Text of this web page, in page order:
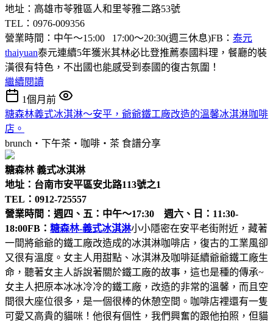
地址：高雄市苓雅區人和里苓雅二路53號
TEL：0976-009356
營業時間：中午～15:00 17:00～20:30(週三休息)FB： 泰元
thaiyuan泰元連續5年獲米其林必比登推薦泰國料理，餐廳的裝
潢很有特色，不出國也能感受到泰國的復古氛圍！
繼續閱讀
1個月前
糖森林義式冰淇淋～安平，爺爺鐵工廠改造的溫馨冰淇淋咖啡
店。
brunch‧下午茶‧咖啡‧茶 食譜分享
糖森林 義式冰淇淋
地址：台南市安平區安北路113號之1
TEL：0912-725557
營業時間：週四、五：中午～17:30 週六、日：11:30-
18:00FB： 糖森林-義式冰淇淋小小隱密在安平老街附近，藏著
一間將爺爺的鐵工廠改造成的冰淇淋咖啡店，復古的工業風卻
又很有溫度。女主人用甜點、冰淇淋及咖啡延續爺爺鐵工廠生
命，聽著女主人訴說著關於鐵工廠的故事，這也是種的傳承~
女主人把原本冰冰冷冷的鐵工廠，改造的非常的溫馨，而且空
間很大座位很多，是一個很棒的休憩空間。咖啡店裡還有一隻
可愛又高貴的貓咪！他很有個性，我們興奮的跟他拍照，但貓